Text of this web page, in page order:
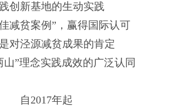
创新基地的生动实践
减贫案例”，赢得国际认可
对泾源减贫成果的肯定
山”理念实践成效的广泛认同
自2017年起